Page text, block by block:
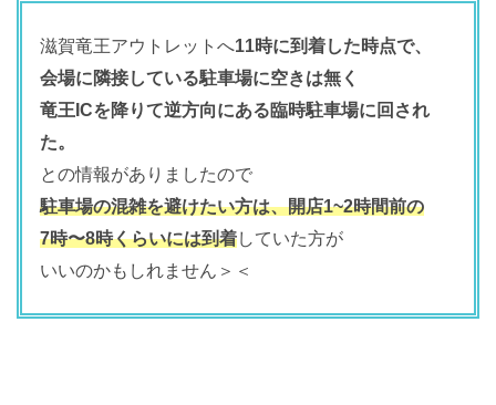
滋賀竜王アウトレットへ11時に到着した時点で、
会場に隣接している駐車場に空きは無く
竜王ICを降りて逆方向にある臨時駐車場に回され
た。
との情報がありましたので
駐車場の混雑を避けたい方は、開店1~2時間前の
7時〜8時くらいには到着していた方が
いいのかもしれません＞＜